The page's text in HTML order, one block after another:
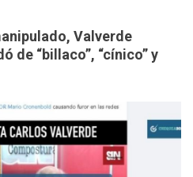
Valverde
de “billaco”, “cínico” y